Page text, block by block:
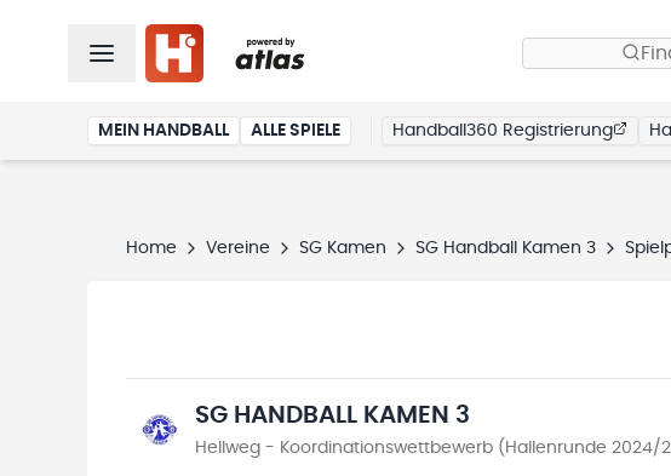
MEIN HANDBALL ALLE SPIELE Handball360 Registrierung
Home Vereine SG Kamen SG Handball Kamen 3
SG HANDBALL KAMEN 3
Hellweg - Koordinationswettbewerb (Hallenrunde 2024/